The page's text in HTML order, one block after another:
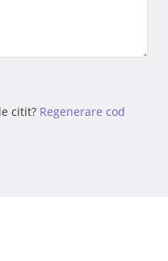
citit? Regenerare cod